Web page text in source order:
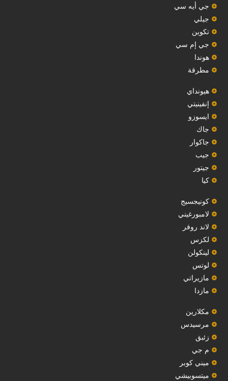
‏جي أيه سي‏
جيلي
‏تكوين‏
جي إم سي
هوندا
مطرقة
هيونداي
إنفينيتي
‏ايسوزو‏
‏جاك‏
جاكوار
جيب
‏جيتور‏
كيا
‏كونيجسيج‏
لامبورغيني
لاند روفر
لكزس
لينكولن
‏لوتس‏
مازيراتي
مازدا
مكلارين
مرسيدس
‏زئبق‏
م جي
ميني كوبر
ميتسوبيشي